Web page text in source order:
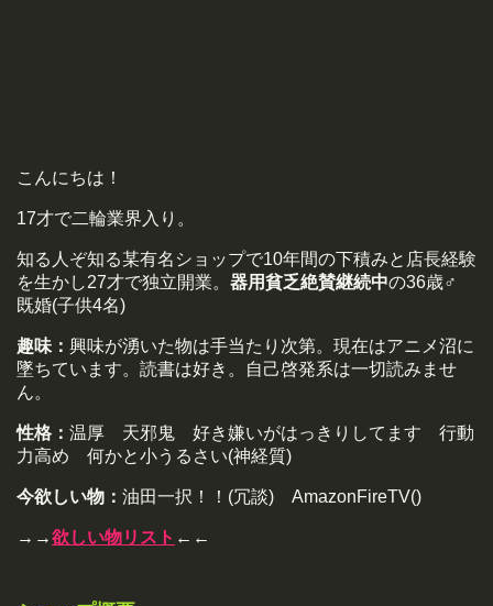
こんにちは！
17才で二輪業界入り。
知る人ぞ知る某有名ショップで10年間の下積みと店長経験
を生かし27才で独立開業。 器用貧乏絶賛継続中の36歳♂
既婚(子供4名)
趣味： 興味が湧いた物は手当たり次第。現在はアニメ沼に
墜ちています。読書は好き。自己啓発系は一切読みませ
ん。
性格： 温厚 天邪鬼 好き嫌いがはっきりしてます 行動
力高め 何かと小うるさい(神経質)
今欲しい物： 油田一択！！(冗談) AmazonFireTV()
→→欲しい物リスト ←←